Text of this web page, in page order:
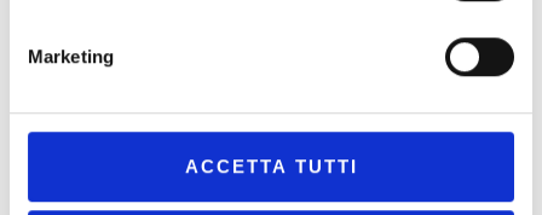
Marketing
ACCETTA TUTTI
CERCA